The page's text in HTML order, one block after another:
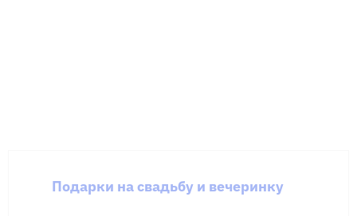
Подарки на свадьбу и вечеринку